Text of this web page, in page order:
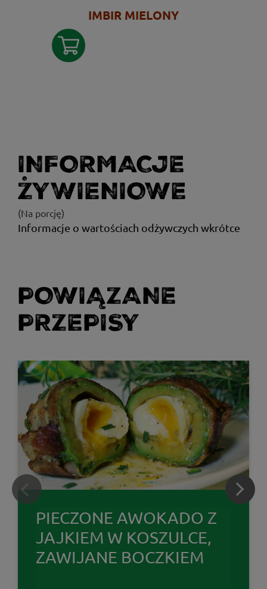
IMBIR MIELONY
INFORMACJE
ŻYWIENIOWE
(Na porcję)
Informacje o wartościach odżywczych wkrótce
POWIĄZANE
PRZEPISY
PIECZONE AWOKADO Z
JAJKIEM W KOSZULCE,
ZAWIJANE BOCZKIEM